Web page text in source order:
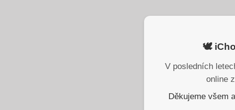
🕊️
V posledních
online
Děkujeme všem